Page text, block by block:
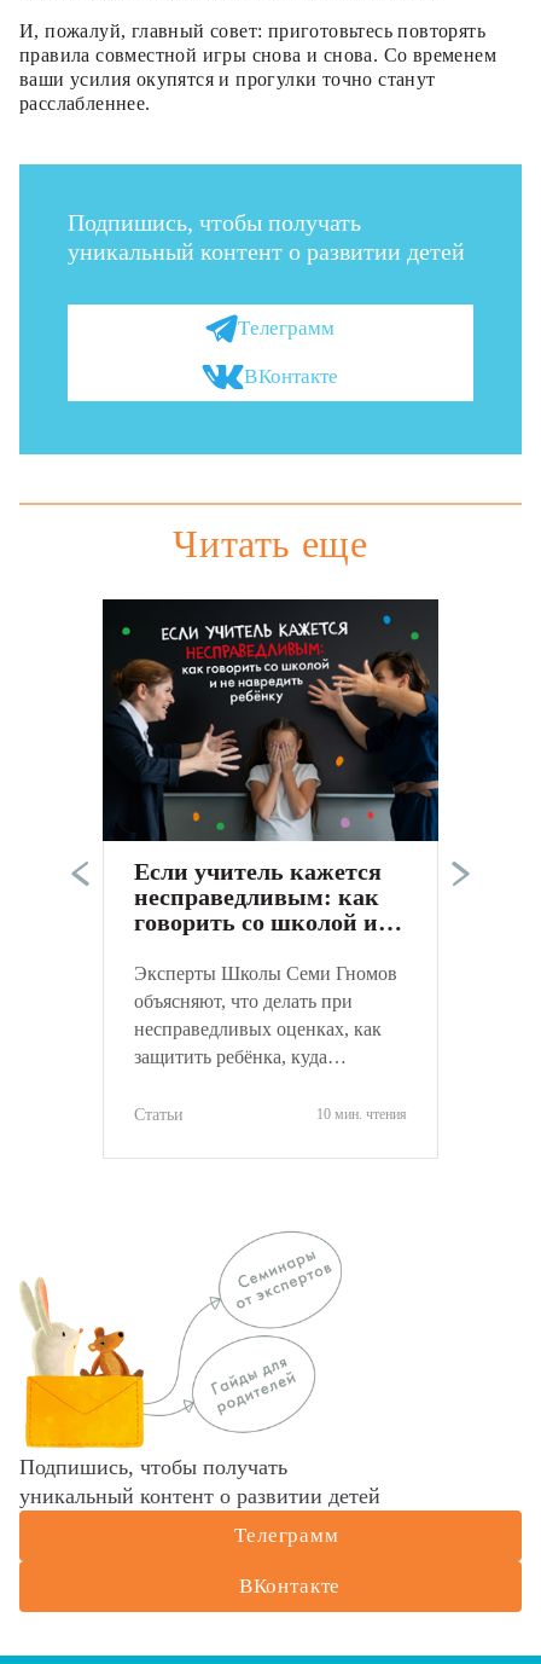
И, пожалуй, главный совет: приготовьтесь повторять
правила совместной игры снова и снова. Со временем
ваши усилия окупятся и прогулки точно станут
расслабленнее.
Подпишись, чтобы получать
уникальный контент о развитии детей
Телеграмм
ВКонтакте
Читать еще
Если учитель кажется
несправедливым: как
говорить со школой и
Эксперты Школы Семи Гномов
объясняют, что делать при
несправедливых оценках, как
защитить ребёнка, куда
оценить ситуацию.
Статьи 10 мин. чтения
Подпишись, чтобы получать
уникальный контент о развитии детей
Телеграмм
ВКонтакте